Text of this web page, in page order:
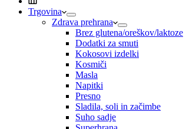
Trgovina
Zdrava prehrana
Brez glutena/oreškov/laktoze
Dodatki za smuti
Kokosovi izdelki
Kosmiči
Masla
Napitki
Presno
Sladila, soli in začimbe
Suho sadje